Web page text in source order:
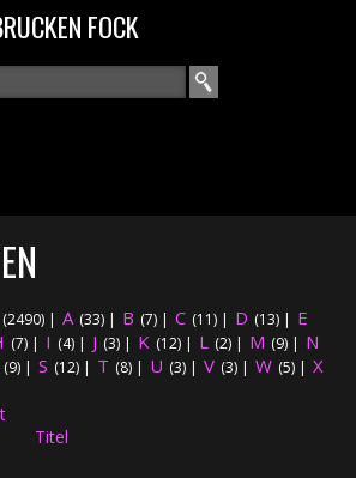
inhoud gaanFOCK
HOME
RECENSIES
CONCERTEN
(2490) | A (33) | B (7) | C (11) | D (13) | E
(7) | I (4) | J (3) | K (12) | L (2) | M (9) | N
(9) | S (12) | T (8) | U (3) | V (3) | W (5) | X
Titel